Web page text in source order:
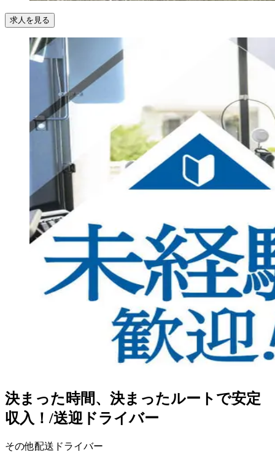
求人を見る
決まった時間、決まったルートで安定
収入！/送迎ドライバー
その他配送ドライバー